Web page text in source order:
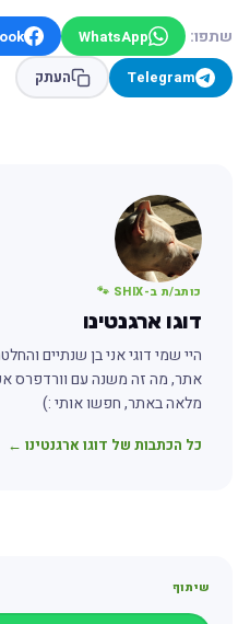
שתפו: WhatsApp
Telegram
העתק
כותב/ת ב-SHIX 🐾
דוגו ארגנטינו
היי שמי דוגי אני בן שנתיים
אתר, מה זה משנה עם וורדפרס
מלאה באתר, חפשו אותי :)
כל הכתבות של דוגו ארגנטינו ←
שיתוף